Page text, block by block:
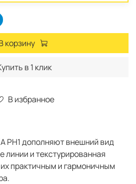
В избранное
корзину
в 1 клик
PH1 дополняют внешний вид
линии и текстурированная
практичным и гармоничным